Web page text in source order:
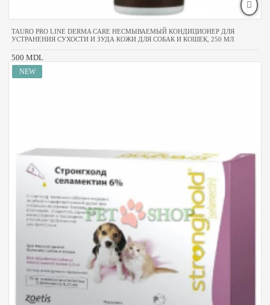
TAURO PRO LINE DERMA CARE НЕСМЫВАЕМЫЙ КОНДИЦИОНЕР ДЛЯ
УСТРАНЕНИЯ СУХОСТИ И ЗУДА КОЖИ ДЛЯ СОБАК И КОШЕК, 250 МЛ
500 MDL